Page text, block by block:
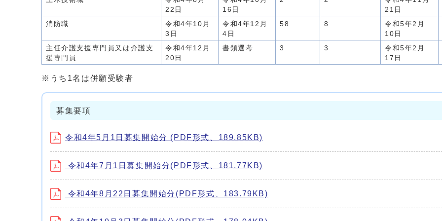
22日
16日
21日
消防職
令和4年10月
3日
令和4年12月
4日
58 8
令和5年2月
10日
主任介護支援専門員又は介護支
援専門員
令和4年12月
20日
書類選考 3 3
令和5年2月
17日
※うち1名は併願受験者
募集要項
令和4年5月1日募集開始分 (PDF形式、189.85KB)
令和4年7月1日募集開始分(PDF形式、181.77KB)
令和4年8月22日募集開始分(PDF形式、183.79KB)